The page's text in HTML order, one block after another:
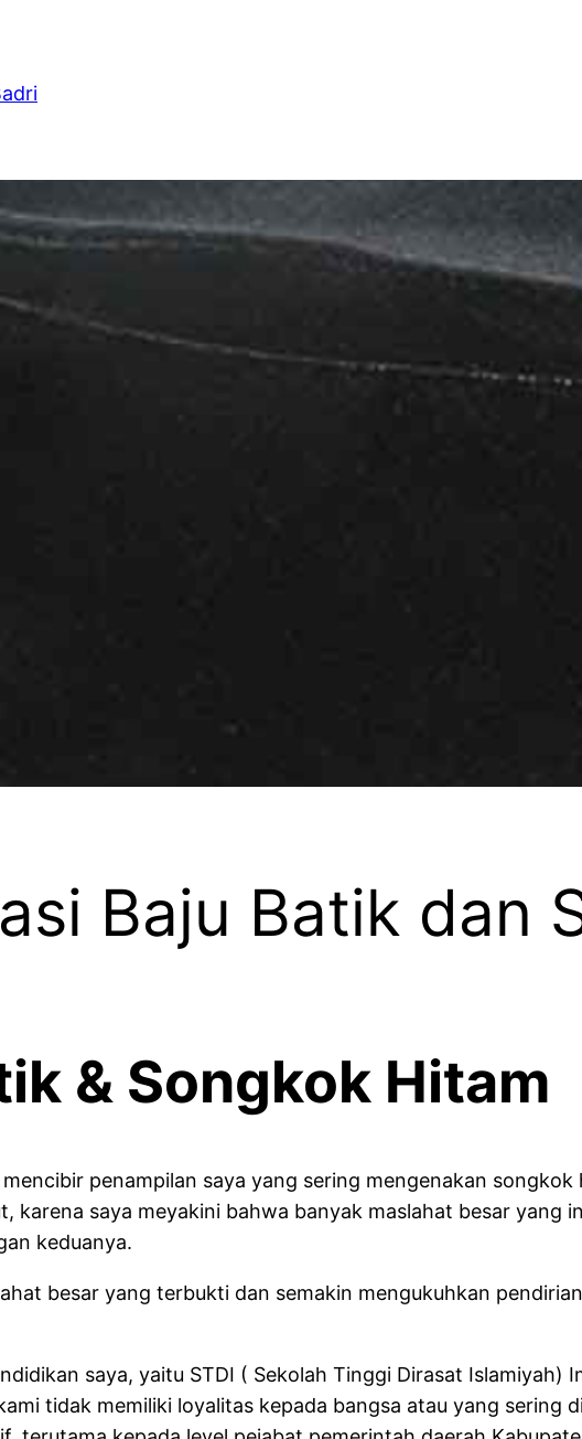
Baju Batik dan
& Songkok Hitam
penampilan saya yang sering mengenakan
karena saya meyakini bahwa banyak maslahat besar yang
keduanya.
besar yang terbukti dan semakin mengukuhkan
saya, yaitu STDI ( Sekolah Tinggi Dirasat
tidak memiliki loyalitas kepada bangsa atau yang sering